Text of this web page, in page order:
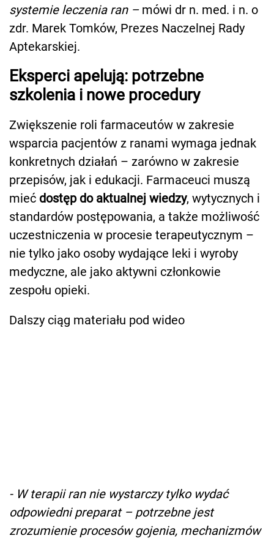
systemie leczenia ran –mówi dr n. med. i n. o
zdr. Marek Tomków, Prezes Naczelnej Rady
Aptekarskiej.
Eksperci apelują: potrzebne
szkolenia i nowe procedury
Zwiększenie roli farmaceutów w zakresie
wsparcia pacjentów z ranami wymaga jednak
konkretnych działań – zarówno w zakresie
przepisów, jak i edukacji. Farmaceuci muszą
mieć dostęp do aktualnej wiedzy, wytycznych i
standardów postępowania, a także możliwość
uczestniczenia w procesie terapeutycznym –
nie tylko jako osoby wydające leki i wyroby
medyczne, ale jako aktywni członkowie
zespołu opieki.
Dalszy ciąg materiału pod wideo
- W terapii ran nie wystarczy tylko wydać
odpowiedni preparat – potrzebne jest
zrozumienie procesów gojenia, mechanizmów